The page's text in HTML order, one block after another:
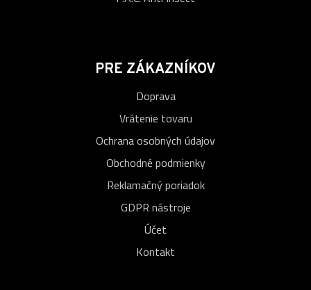
PRE ZÁKAZNÍKOV
Doprava
Vrátenie tovaru
Ochrana osobných údajov
Obchodné podmienky
Reklamačný poriadok
GDPR nástroje
Účet
Kontakt